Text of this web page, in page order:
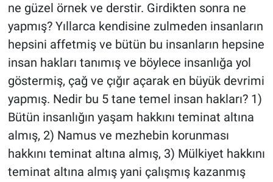
ne güzel örnek ve derstir. Girdikten sonra ne
yapmış? Yıllarca kendisine zulmeden insanların
hepsini affetmiş ve bütün bu insanların hepsine
insan hakları tanımış ve böylece insanlığa yol
göstermiş, çağ ve çığır açarak en büyük devrimi
yapmış. Nedir bu 5 tane temel insan hakları? 1)
Bütün insanlığın yaşam hakkını teminat altına
almış, 2) Namus ve mezhebin korunması
hakkını teminat altına almış, 3) Mülkiyet hakkını
teminat altına almış yani çalışmış kazanmış